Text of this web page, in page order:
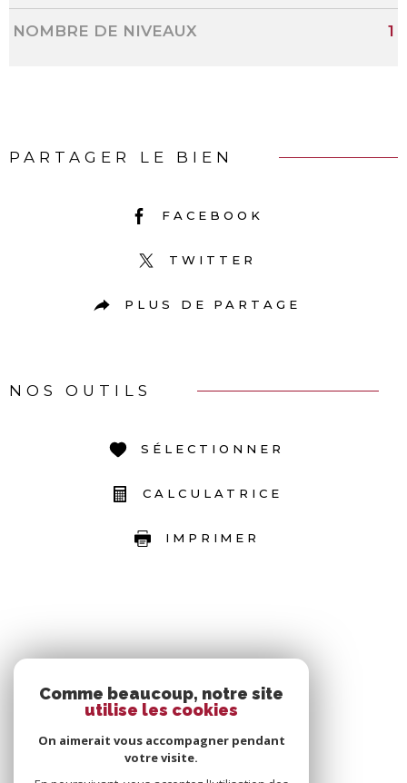
NOMBRE DE NIVEAUX 1
PARTAGER LE BIEN
FACEBOOK
TWITTER
PLUS DE PARTAGE
NOS OUTILS
SÉLECTIONNER
CALCULATRICE
IMPRIMER
Comme beaucoup, notre site
utilise les cookies
On aimerait vous accompagner pendant
votre visite.